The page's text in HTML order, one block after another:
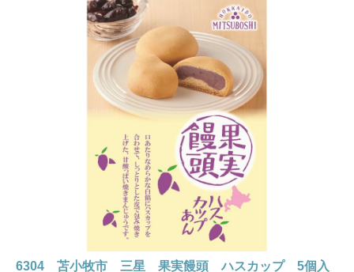
6304 苫小牧市 三星 果実饅頭 ハスカップ 5個入